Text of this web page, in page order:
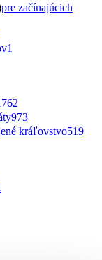
pre začínajúcich
1
973
kráľovstvo519